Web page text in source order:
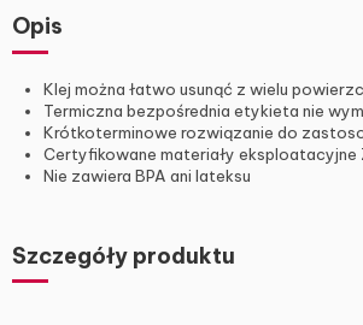
Opis
Klej można łatwo usunąć z wielu
Termiczna bezpośrednia etykieta nie
Krótkoterminowe rozwiązanie do
Certyfikowane materiały eksploatacyjne
Nie zawiera BPA ani lateksu
Szczegóły produktu